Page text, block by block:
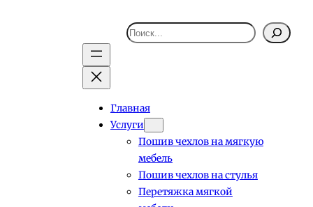
Поиск
Главная
Услуги
Пошив чехлов на мягкую
мебель
Пошив чехлов на стулья
Перетяжка мягкой